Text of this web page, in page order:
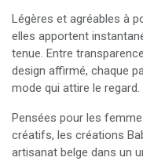
Légères et agréables à
elles apportent
tenue. Entre
design affirmé, chaque
mode qui attire le regard.
Pensées pour les
créatifs, les créations
artisanat belge dans un